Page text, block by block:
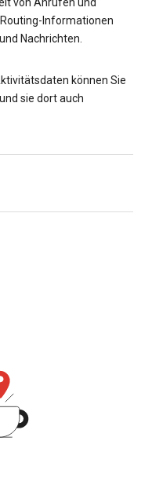
von Anrufen und
Informationen
Nachrichten.
können Sie
sie dort auch